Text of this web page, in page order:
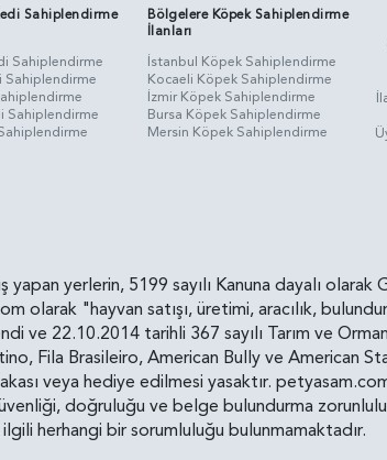
Sahiplendirme
Sahiplendirme
Sahiplendirme
Sahiplendirme
Bölgelere Köpek Sahiplendirme
İlanları
İstanbul Köpek Sahiplendirme
Kocaeli Köpek Sahiplendirme
İzmir Köpek Sahiplendirme
Bursa Köpek Sahiplendirme
Mersin Köpek Sahiplendirme
yerlerin, 5199 sayılı Kanuna dayalı olarak
olarak "hayvan satışı, üretimi, aracılık,
ve 22.10.2014 tarihli 367 sayılı Tarım ve
Fila Brasileiro, American Bully ve American
veya hediye edilmesi yasaktır.
doğruluğu ve belge bulundurma
herhangi bir sorumluluğu bulunmamaktadır.